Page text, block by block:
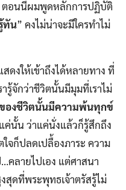
ตอนนี้ผมพูดหลักการปฏิบัติ
ทัน” คงไม่น่าจะมีใครทำไม่
ดงให้เข้าถึงได้หลายทาง ที่
รู้จักว่าชีวิตนั้นมีมุมที่เราไม่
องชีวิตนั้นมีความพ้นทุกข์
ค่นั้น ว่าแค่นั่งแล้วก็รู้สึกถึง
จก็ปลดเปลื้องภาระ ความ
คลายไปเอง แต่ศาสนา
สุดที่พระพุทธเจ้าตรัสรู้ไม่